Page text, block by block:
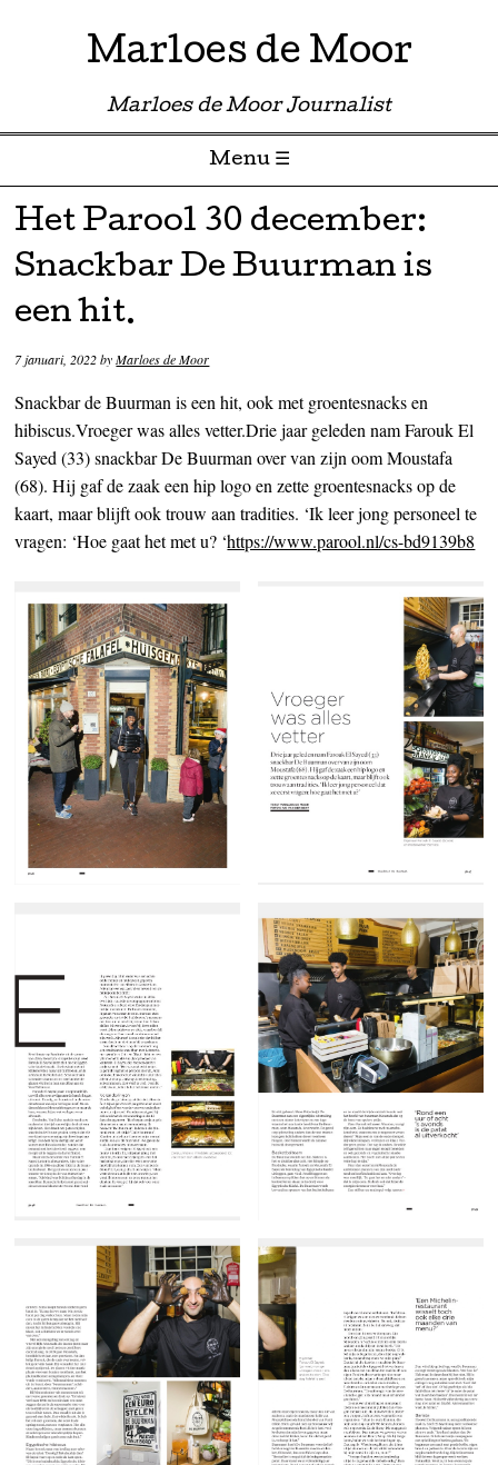
Marloes de Moor
Marloes de Moor Journalist
Menu ☰
Skip to content
Het Parool 30 december:
Snackbar De Buurman is
een hit.
7 januari, 2022byMarloes de Moor
Snackbar de Buurman is een hit, ook met groentesnacks en
hibiscus.Vroeger was alles vetter.Drie jaar geleden nam Farouk El
Sayed (33) snackbar De Buurman over van zijn oom Moustafa
(68). Hij gaf de zaak een hip logo en zette groentesnacks op de
kaart, maar blijft ook trouw aan tradities. ‘Ik leer jong personeel te
vragen: ‘Hoe gaat het met u? ‘https://www.parool.nl/cs-bd9139b8